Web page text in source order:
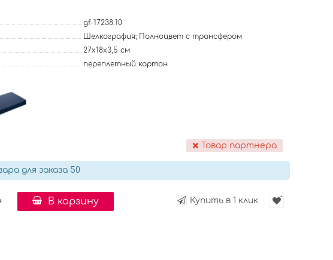
gf-17238.10
Шелкография; Полноцвет с трансфером
27х18х3,5 см
переплетный картон
Товар партнера
для заказа 50
В корзину Купить в 1 клик